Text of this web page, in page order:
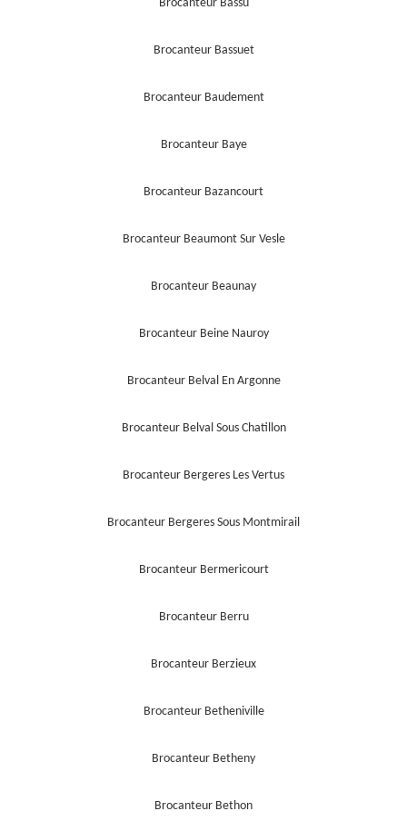
Brocanteur Bassu
Brocanteur Bassuet
Brocanteur Baudement
Brocanteur Baye
Brocanteur Bazancourt
Brocanteur Beaumont Sur Vesle
Brocanteur Beaunay
Brocanteur Beine Nauroy
Brocanteur Belval En Argonne
Brocanteur Belval Sous Chatillon
Brocanteur Bergeres Les Vertus
Brocanteur Bergeres Sous Montmirail
Brocanteur Bermericourt
Brocanteur Berru
Brocanteur Berzieux
Brocanteur Betheniville
Brocanteur Betheny
Brocanteur Bethon